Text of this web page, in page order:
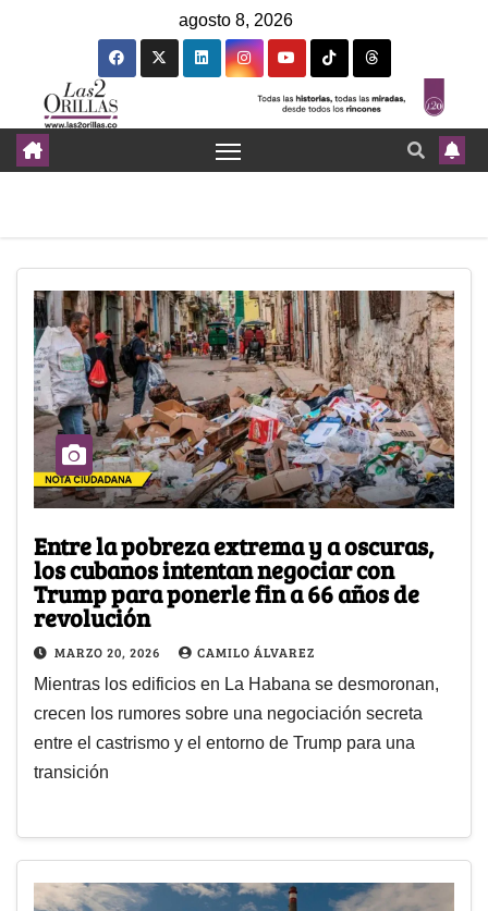
agosto 8, 2026
Entre la pobreza extrema y a oscuras,
los cubanos intentan negociar con
Trump para ponerle fin a 66 años de
revolución
MARZO 20, 2026 CAMILO ÁLVAREZ
Mientras los edificios en La Habana se desmoronan,
crecen los rumores sobre una negociación secreta
entre el castrismo y el entorno de Trump para una
transición